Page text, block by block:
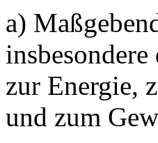
a)
zur Energie,
und zum